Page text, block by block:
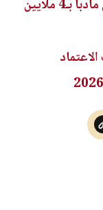
تنفيذ خطوط مياه وصرف صحي في مادبا بـ4 ملايين